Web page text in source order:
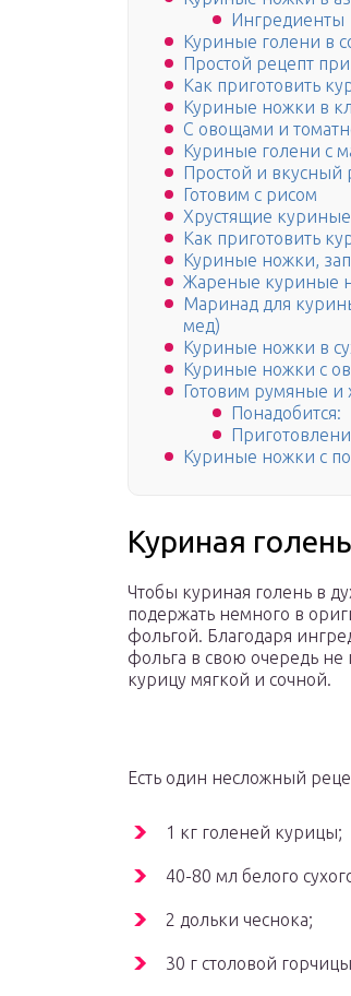
Ингредиенты
Куриные голени в
Простой рецепт
Как приготовить
Куриные ножки в
С овощами и
Куриные голени с
Простой и вкусный
Готовим с рисом
Хрустящие
Как приготовить
Куриные ножки,
Жареные куриные
Маринад для
мед)
Куриные ножки в
Куриные ножки с
Готовим румяные и
Понадобится:
Куриные ножки с
Куриная
Чтобы куриная голень в
подержать немного в
фольгой. Благодаря
фольга в свою очередь не
курицу мягкой и сочной.
Есть один несложный
1 кг голеней курицы;
40-80 мл белого
2 дольки чеснока;
30 г столовой